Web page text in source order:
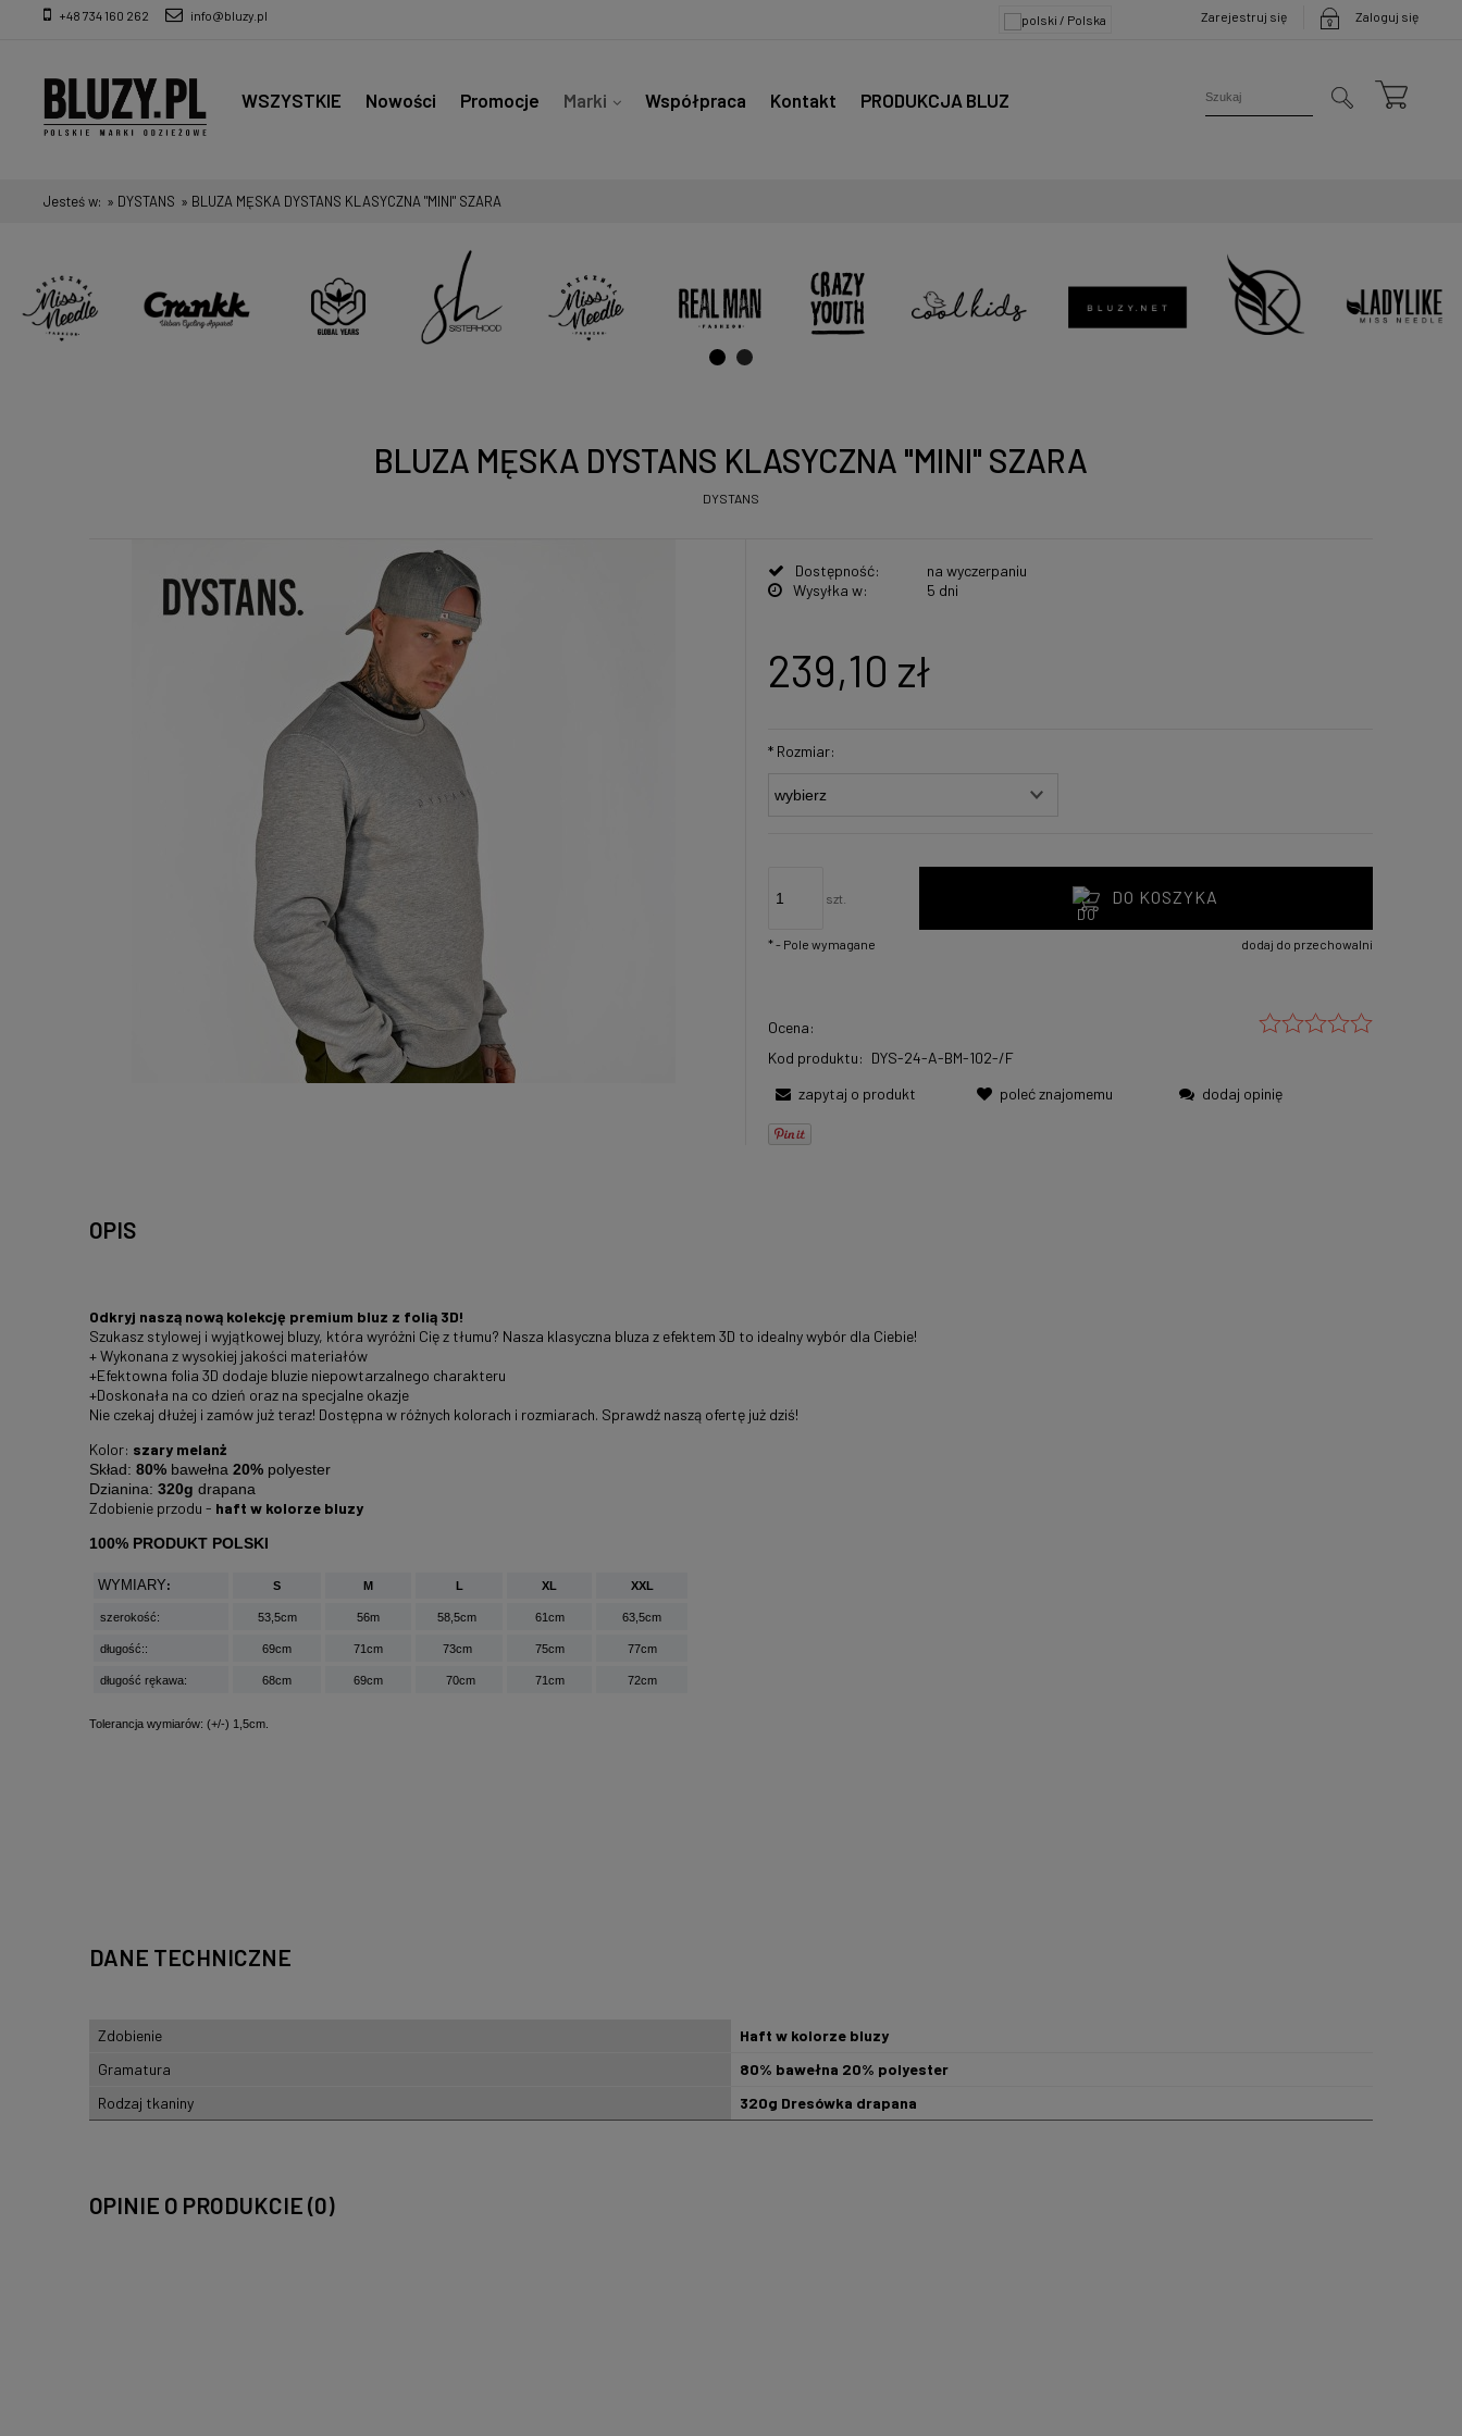
Zarejestruj się Zaloguj się
+48 734 160 262 info@bluzy.pl
WSZYSTKIE Nowości Promocje Marki Współpraca Kontakt PRODUKCJA BLUZ
Jesteś w: » DYSTANS » BLUZA MĘSKA DYSTANS KLASYCZNA "MINI" SZARA
BLUZA MĘSKA DYSTANS KLASYCZNA "MINI" SZARA
DYSTANS
Dostępność:
na wyczerpaniu
Wysyłka w:
5 dni
239,10 zł
*Rozmiar:
szt. DO KOSZYKA
dodaj do przechowalni
*- Pole wymagane
Ocena:
Kod produktu: DYS-24-A-BM-102-/F
zapytaj o produkt
poleć znajomemu dodaj opinię
OPIS
Odkryj naszą nową kolekcję premium bluz z folią 3D!
Szukasz stylowej i wyjątkowej bluzy, która wyróżni Cię z tłumu? Nasza klasyczna bluza z efektem 3D to idealny wybór dla Ciebie!
+ Wykonana z wysokiej jakości materiałów
+Efektowna folia 3D dodaje bluzie niepowtarzalnego charakteru
+Doskonała na co dzień oraz na specjalne okazje
Nie czekaj dłużej i zamów już teraz! Dostępna w różnych kolorach i rozmiarach. Sprawdź naszą ofertę już dziś!
Kolor: szary melanż
Skład: 80% bawełna 20% polyester
Dzianina: 320g drapana
Zdobienie przodu - haft w kolorze bluzy
100% PRODUKT POLSKI
WYMIARY: S M L XL XXL
szerokość: 53,5cm 56m 58,5cm 61cm 63,5cm
długość:: 69cm 71cm 73cm 75cm 77cm
długość rękawa: 68cm 69cm 70cm 71cm 72cm
Tolerancja wymiarów: (+/-) 1,5cm.
DANE TECHNICZNE
Zdobienie
Haft w kolorze bluzy
Gramatura
80% bawełna 20% polyester
Rodzaj tkaniny
320g Dresówka drapana
OPINIE O PRODUKCIE (0)